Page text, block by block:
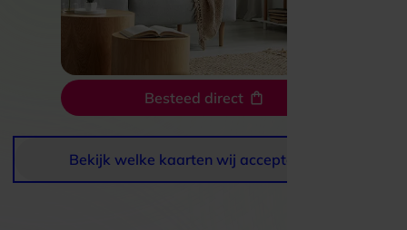
Besteed direct
Bekijk welke kaarten wij accepteren